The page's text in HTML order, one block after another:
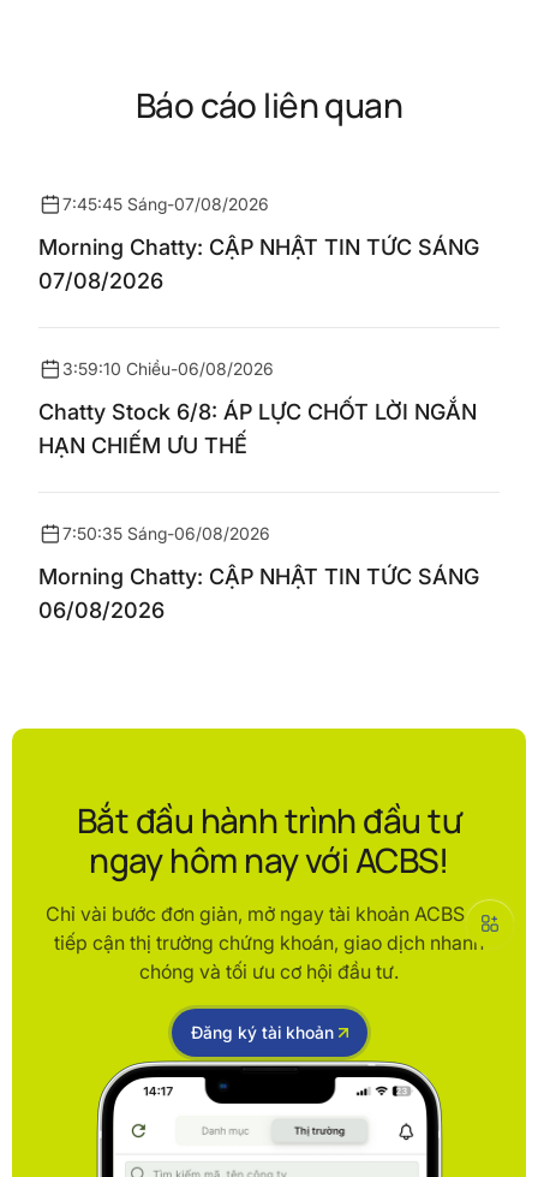
Báo cáo liên quan
7:45:45 Sáng-07/08/2026
Morning Chatty: CẬP NHẬT TIN TỨC SÁNG
07/08/2026
3:59:10 Chiều-06/08/2026
Chatty Stock 6/8: ÁP LỰC CHỐT LỜI NGẮN
HẠN CHIẾM ƯU THẾ
7:50:35 Sáng-06/08/2026
Morning Chatty: CẬP NHẬT TIN TỨC SÁNG
06/08/2026
Bắt đầu hành trình đầu tư
ngay hôm nay với ACBS!
Chỉ vài bước đơn giản, mở ngay tài khoản ACBS để
tiếp cận thị trường chứng khoán, giao dịch nhanh
chóng và tối ưu cơ hội đầu tư.
Đăng ký tài khoản